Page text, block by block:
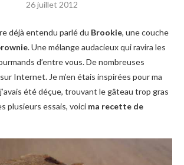
26 juillet 2012
déjà entendu parlé du Brookie, une couche
. Une mélange audacieux qui ravira les
d’entre vous. De nombreuses
Internet. Je m’en étais inspirées pour ma
été déçue, trouvant le gâteau trop gras
plusieurs essais, voici ma recette de